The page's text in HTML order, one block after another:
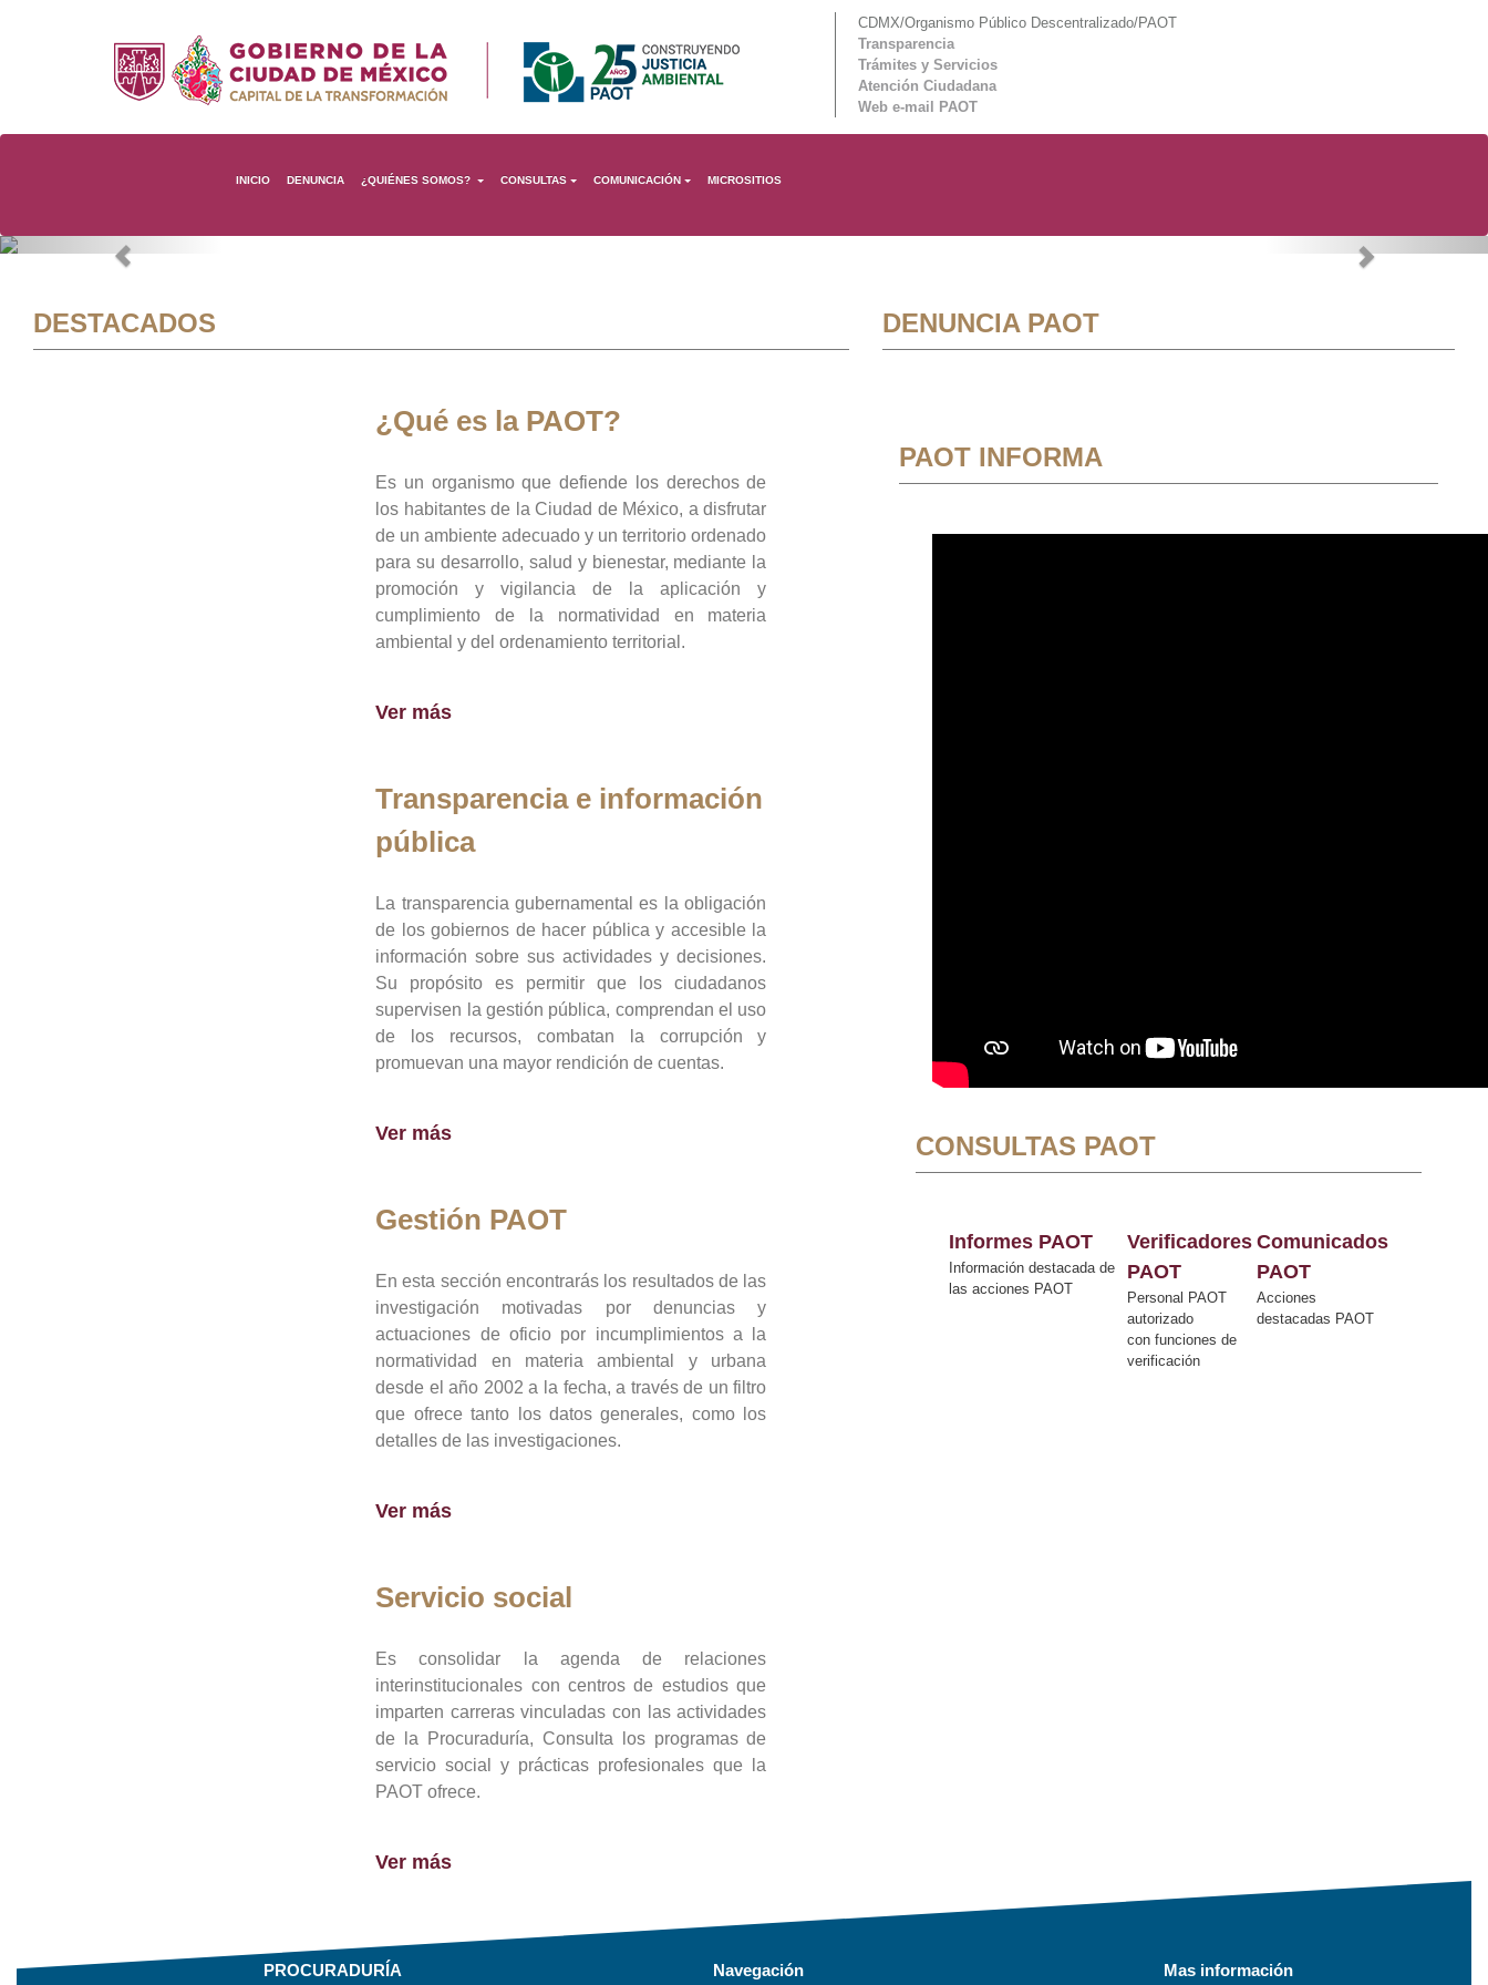
CDMX/Organismo Público Descentralizado/PAOT
Transparencia
Trámites y Servicios
Atención Ciudadana
Web e-mail PAOT
INICIO DENUNCIA ¿QUIÉNES SOMOS? CONSULTAS COMUNICACIÓN MICROSITIOS
Previous Next
DESTACADOS
¿Qué es la PAOT?
Es un organismo que defiende los derechos de
los habitantes de la Ciudad de México, a disfrutar
de un ambiente adecuado y un territorio ordenado
para su desarrollo, salud y bienestar, mediante la
promoción y vigilancia de la aplicación y
cumplimiento de la normatividad en materia
ambiental y del ordenamiento territorial.
Ver más
Transparencia e información
pública
La transparencia gubernamental es la obligación
de los gobiernos de hacer pública y accesible la
información sobre sus actividades y decisiones.
Su propósito es permitir que los ciudadanos
supervisen la gestión pública, comprendan el uso
de los recursos, combatan la corrupción y
promuevan una mayor rendición de cuentas.
Ver más
Gestión PAOT
En esta sección encontrarás los resultados de las
investigación motivadas por denuncias y
actuaciones de oficio por incumplimientos a la
normatividad en materia ambiental y urbana
desde el año 2002 a la fecha, a través de un filtro
que ofrece tanto los datos generales, como los
detalles de las investigaciones.
Ver más
Servicio social
Es consolidar la agenda de relaciones
interinstitucionales con centros de estudios que
imparten carreras vinculadas con las actividades
de la Procuraduría, Consulta los programas de
servicio social y prácticas profesionales que la
PAOT ofrece.
Ver más
DENUNCIA PAOT
PAOT INFORMA
CONSULTAS PAOT
Informes PAOT
Información destacada de
las acciones PAOT
Verificadores
PAOT
Personal PAOT
autorizado
con funciones de
verificación
Comunicados
PAOT
Acciones
destacadas PAOT
PROCURADURÍA Navegación Mas información